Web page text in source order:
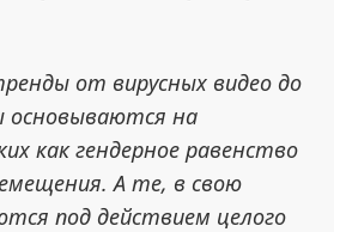
от вирусных видео до
основываются на
как гендерное равенство
А те, в свою
под действием целого